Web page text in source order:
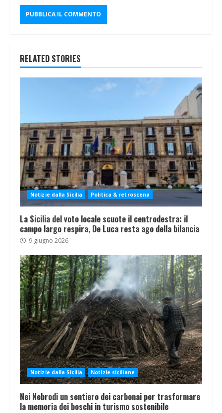
RELATED STORIES
Notizie dalla Sicilia Politica & retroscena
La Sicilia del voto locale scuote il centrodestra: il
campo largo respira, De Luca resta ago della bilancia
9 giugno 2026
Notizie dalla Sicilia Notizie siciliane
Nei Nebrodi un sentiero dei carbonai per trasformare
la memoria dei boschi in turismo sostenibile